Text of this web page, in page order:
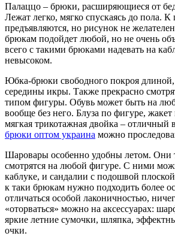
Палаццо – брюки, расширяющиеся от
Лежат легко, мягко спускаясь до пола. К
предъявляются, но рисунок не
брюкам подойдет любой, но не очень
всего с такими брюками надевать на
невысоком.
Юбка-брюки свободного покроя
середины икры. Также прекрасно
типом фигуры. Обувь может быть на
вообще без него. Блуза по фигуре,
мягкая трикотажная двойка – отличный
брюки оптом украина можно
Шаровары особенно удобны летом. Они
смотрятся на любой фигуре. С ними
каблуке, и сандалии с подошвой
к таки брюкам нужно подходить более
отличаться особой лаконичностью,
«оторваться» можно на аксессуарах:
яркие летние сумочки, шляпка,
очки.